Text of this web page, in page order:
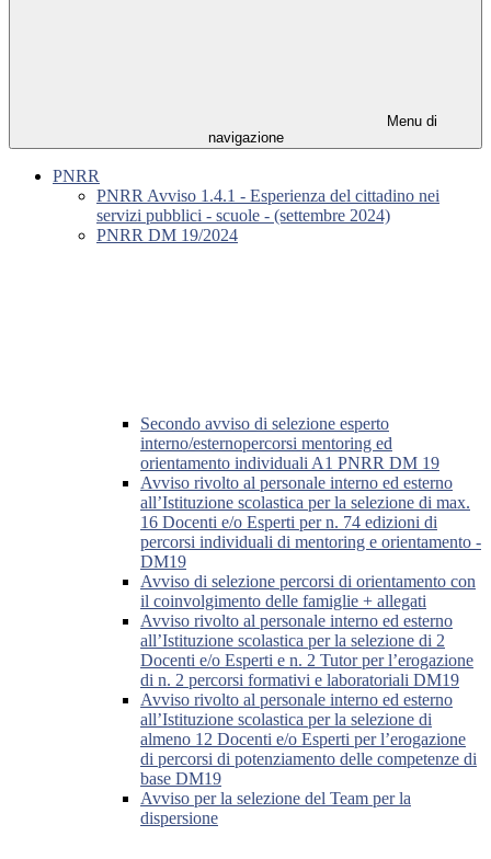
Menu di
navigazione
PNRR
PNRR Avviso 1.4.1 - Esperienza del cittadino nei
servizi pubblici - scuole - (settembre 2024)
PNRR DM 19/2024
Secondo avviso di selezione esperto
interno/esternopercorsi mentoring ed
orientamento individuali A1 PNRR DM 19
Avviso rivolto al personale interno ed esterno
all’Istituzione scolastica per la selezione di max.
16 Docenti e/o Esperti per n. 74 edizioni di
percorsi individuali di mentoring e orientamento -
DM19
Avviso di selezione percorsi di orientamento con
il coinvolgimento delle famiglie + allegati
Avviso rivolto al personale interno ed esterno
all’Istituzione scolastica per la selezione di 2
Docenti e/o Esperti e n. 2 Tutor per l’erogazione
di n. 2 percorsi formativi e laboratoriali DM19
Avviso rivolto al personale interno ed esterno
all’Istituzione scolastica per la selezione di
almeno 12 Docenti e/o Esperti per l’erogazione
di percorsi di potenziamento delle competenze di
base DM19
Avviso per la selezione del Team per la
dispersione